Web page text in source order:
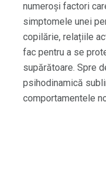
numeroși factori
simptomele unei
copilărie, relațiile
fac pentru a se
supărătoare. Spre
psihodinamică
comportamentele